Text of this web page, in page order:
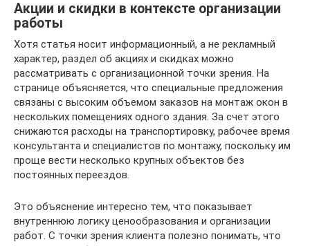
Акции и скидки в контексте организации
работы
Хотя статья носит информационный, а не рекламный
характер, раздел об акциях и скидках можно
рассматривать с организационной точки зрения. На
странице объясняется, что специальные предложения
связаны с высоким объемом заказов на монтаж окон в
нескольких помещениях одного здания. За счет этого
снижаются расходы на транспортировку, рабочее время
консультанта и специалистов по монтажу, поскольку им
проще вести несколько крупных объектов без
постоянных переездов.
Это объяснение интересно тем, что показывает
внутреннюю логику ценообразования и организации
работ. С точки зрения клиента полезно понимать, что